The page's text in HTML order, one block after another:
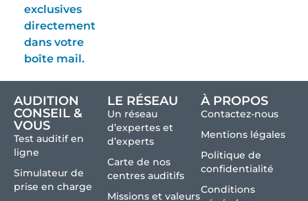
exclusives
directement
dans votre
boîte mail.
AUDITION
CONSEIL &
VOUS
Test auditif en
ligne
Simulateur de
prise en charge
LE RÉSEAU
Un réseau
d’expertes et
d’experts
Carte de nos
centres auditifs
Missions et valeurs
À PROPOS
Contactez-nous
Mentions légales
Politique de
confidentialité
Conditions